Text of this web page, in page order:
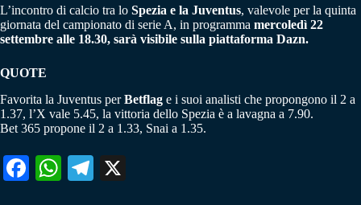
L’incontro di calcio tra lo Spezia e la Juventus, valevole per la quinta
giornata del campionato di serie A, in programma mercoledì 22
settembre alle 18.30, sarà visibile sulla piattaforma Dazn.
QUOTE
Favorita la Juventus perBetflag e i suoi analisti che propongono il 2 a
1.37, l’X vale 5.45, la vittoria dello Spezia è a lavagna a 7.90.
Bet 365 propone il 2 a 1.33, Snai a 1.35.
Fa W
Te